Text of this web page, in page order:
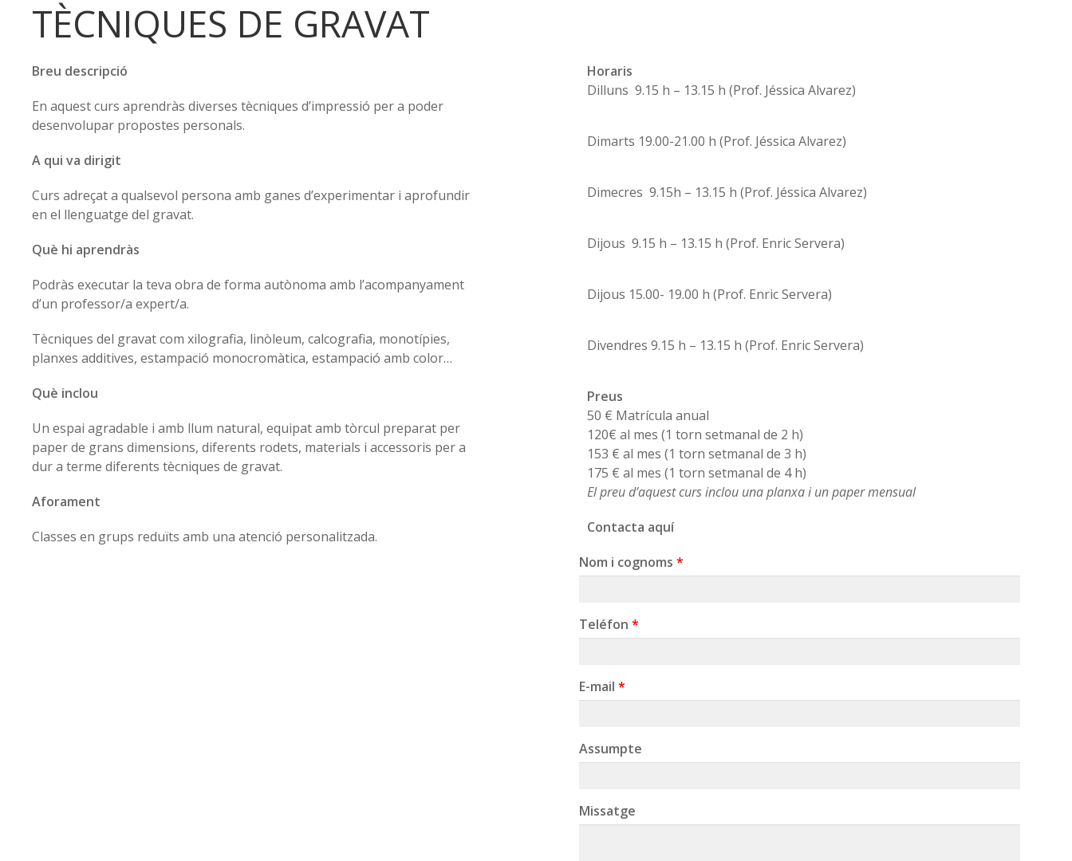
TÈCNIQUES DE GRAVAT
Breu descripció
En aquest curs aprendràs diverses tècniques d’impressió per a poder
desenvolupar propostes personals.
A qui va dirigit
Curs adreçat a qualsevol persona amb ganes d’experimentar i aprofundir
en el llenguatge del gravat.
Què hi aprendràs
Podràs executar la teva obra de forma autònoma amb l’acompanyament
d’un professor/a expert/a.
Tècniques del gravat com xilografia, linòleum, calcografia, monotípies,
planxes additives, estampació monocromàtica, estampació amb color…
Què inclou
Un espai agradable i amb llum natural, equipat amb tòrcul preparat per
paper de grans dimensions, diferents rodets, materials i accessoris per a
dur a terme diferents tècniques de gravat.
Aforament
Classes en grups reduïts amb una atenció personalitzada.
Horaris
Dilluns 9.15 h – 13.15 h (Prof. Jéssica Alvarez)
Dimarts 19.00-21.00 h (Prof. Jéssica Alvarez)
Dimecres 9.15h – 13.15 h (Prof. Jéssica Alvarez)
Dijous 9.15 h – 13.15 h (Prof. Enric Servera)
Dijous 15.00- 19.00 h (Prof. Enric Servera)
Divendres 9.15 h – 13.15 h (Prof. Enric Servera)
Preus
50 € Matrícula anual
120€ al mes (1 torn setmanal de 2 h)
153 € al mes (1 torn setmanal de 3 h)
175 € al mes (1 torn setmanal de 4 h)
El preu d’aquest curs inclou una planxa i un paper mensual
Contacta aquí
Nom i cognoms *
Teléfon *
E-mail *
Assumpte
Missatge